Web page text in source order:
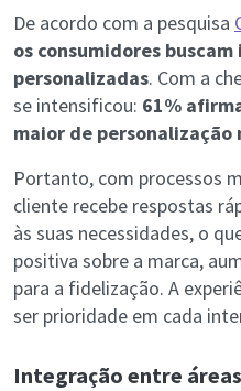
De acordo com a pesquisa
os consumidores
personalizadas. Com a
se intensificou: 61%
maior de
Portanto, com processos
cliente recebe respostas
às suas necessidades, o
positiva sobre a marca,
para a fidelização. A
ser prioridade em cada
Integração entre